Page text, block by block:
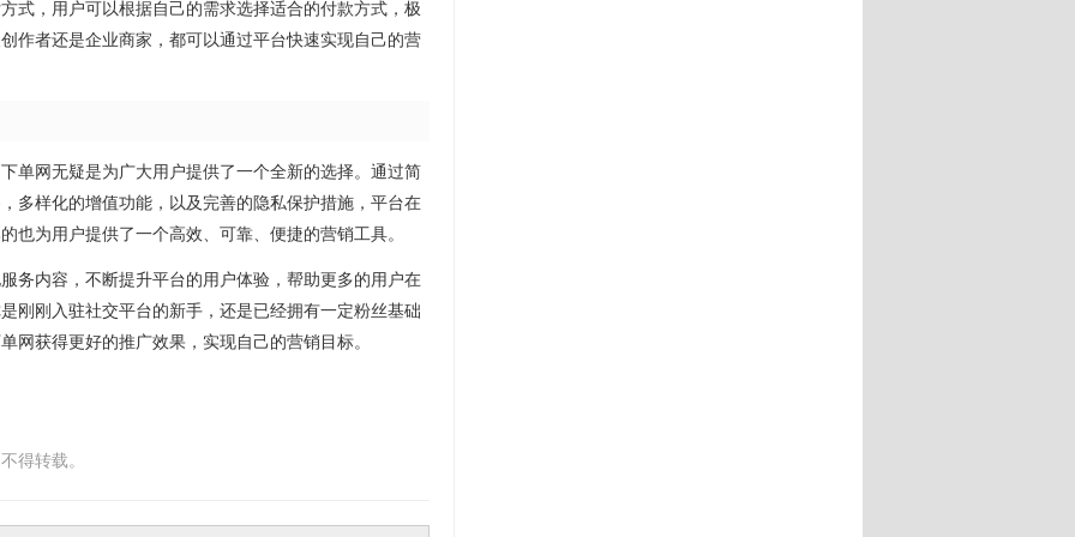
式，用户可以根据自己的需求选择适合的付款方式，极
作者还是企业商家，都可以通过平台快速实现自己的营
单网无疑是为广大用户提供了一个全新的选择。通过简
多样化的增值功能，以及完善的隐私保护措施，平台在
也为用户提供了一个高效、可靠、便捷的营销工具。
务内容，不断提升平台的用户体验，帮助更多的用户在
刚刚入驻社交平台的新手，还是已经拥有一定粉丝基础
网获得更好的推广效果，实现自己的营销目标。
得转载。